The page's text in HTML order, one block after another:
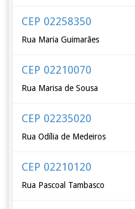
CEP 02258350
Rua Maria Guimarães
CEP 02210070
Rua Marisa de Sousa
CEP 02235020
Rua Odília de Medeiros
CEP 02210120
Rua Pascoal Tambasco